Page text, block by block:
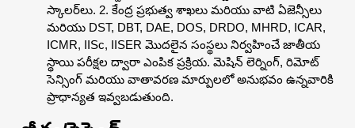
స్కాలర్‌లు. 2. కేంద్ర ప్రభుత్వ శాఖలు మరియు వాటి ఏజెన్సీలు
మరియు DST, DBT, DAE, DOS, DRDO, MHRD, ICAR,
ICMR, IISc, IISER మొదలైన సంస్థలు నిర్వహించే జాతీయ
స్థాయి పరీక్షల ద్వారా ఎంపిక ప్రక్రియ. మెషిన్ లెర్నింగ్, రిమోట్
సెన్సింగ్ మరియు వాతావరణ మార్పులలో అనుభవం ఉన్నవారికి
ప్రాధాన్యత ఇవ్వబడుతుంది.